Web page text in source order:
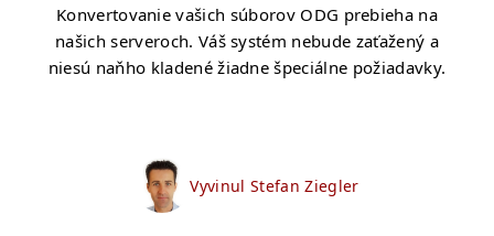
Konvertovanie vašich súborov ODG prebieha na
našich serveroch. Váš systém nebude zaťažený a
niesú naňho kladené žiadne špeciálne požiadavky.
Vyvinul Stefan Ziegler